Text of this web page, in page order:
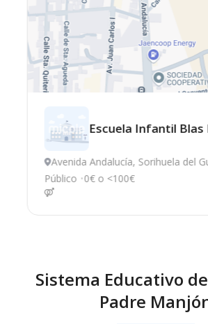
Escuela Infantil Blas
Avenida Andalucía, Sorihuela del
alimar
Público 0€ o <100€
Sistema Educativo
Padre